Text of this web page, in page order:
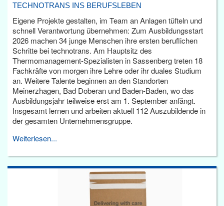
TECHNOTRANS INS BERUFSLEBEN
Eigene Projekte gestalten, im Team an Anlagen tüfteln und
schnell Verantwortung übernehmen: Zum Ausbildungsstart
2026 machen 34 junge Menschen ihre ersten beruflichen
Schritte bei technotrans. Am Hauptsitz des
Thermomanagement-Spezialisten in Sassenberg treten 18
Fachkräfte von morgen ihre Lehre oder ihr duales Studium
an. Weitere Talente beginnen an den Standorten
Meinerzhagen, Bad Doberan und Baden-Baden, wo das
Ausbildungsjahr teilweise erst am 1. September anfängt.
Insgesamt lernen und arbeiten aktuell 112 Auszubildende in
der gesamten Unternehmensgruppe.
Weiterlesen...